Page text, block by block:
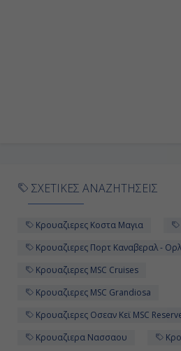
ΣΧΕΤΙΚΕΣ ΑΝΑΖΗΤΗΣΕΙΣ
Κρουαζιερες Κοστα Μαγια
Κρουαζιερες Πορτ Καναβεραλ -
Κρουαζιερες MSC Cruises
Κρουαζιερες MSC Grandiosa
Κρουαζιερες Οσεαν Κεϊ MSC
Κρουαζιερα Νασσαου